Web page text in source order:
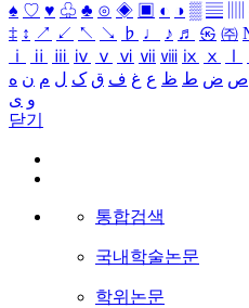
♠ ♡ ♥ ♧ ♣ ⊙ ◈ ▣ ◐ ◑ ▒ ▤
‡ ↕ ↗ ↙ ↖ ↘ ♭ ♩ ♪ ♬ ㉿ ㈜
ⅰ
ⅱ ⅲ ⅳ ⅴ ⅵ ⅶ ⅷ ⅸ ⅹ
ص ض ط ظ ع غ ف ق ک ل م ن ه
و ی
닫기
통합검색
국내학술논문
학위논문